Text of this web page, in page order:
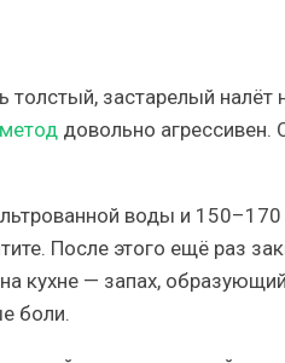
застарелый налёт
метод довольно агрессивен.
воды и
После этого ещё раз
кухне — запах,
боли.